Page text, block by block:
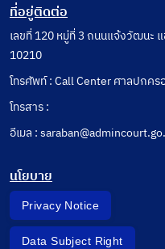
ที่อยู่ติดต่อ
เลขที่ 120 หมู่ที่ 3 ถนนแจ้งวัฒนะ
10210
โทรศัพท์ : Call Center ศาลปกค
โทรสาร :
อีเมล :
นโยบาย
Privacy Notice
Data Subject Right